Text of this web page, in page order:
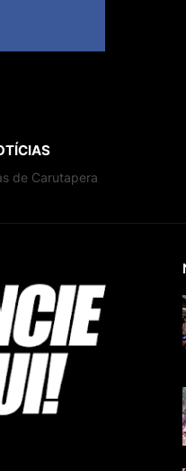
de Carutapera